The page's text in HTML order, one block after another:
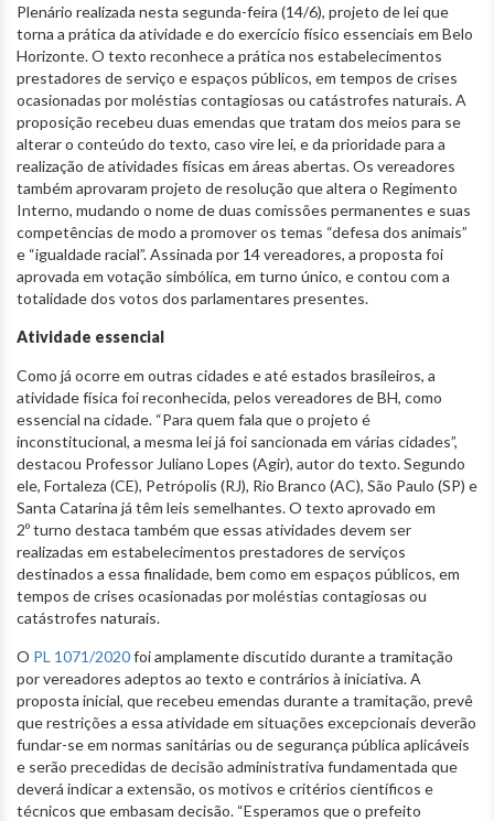
Plenário realizada nesta segunda-feira (14/6), projeto de lei que
torna a prática da atividade e do exercício físico essenciais em Belo
Horizonte. O texto reconhece a prática nos estabelecimentos
prestadores de serviço e espaços públicos, em tempos de crises
ocasionadas por moléstias contagiosas ou catástrofes naturais. A
proposição recebeu duas emendas que tratam dos meios para se
alterar o conteúdo do texto, caso vire lei, e da prioridade para a
realização de atividades físicas em áreas abertas. Os vereadores
também aprovaram projeto de resolução que altera o Regimento
Interno, mudando o nome de duas comissões permanentes e suas
competências de modo a promover os temas “defesa dos animais”
e “igualdade racial”. Assinada por 14 vereadores, a proposta foi
aprovada em votação simbólica, em turno único, e contou com a
totalidade dos votos dos parlamentares presentes.
Atividade essencial
Como já ocorre em outras cidades e até estados brasileiros, a
atividade física foi reconhecida, pelos vereadores de BH, como
essencial na cidade. “Para quem fala que o projeto é
inconstitucional, a mesma lei já foi sancionada em várias cidades”,
destacou Professor Juliano Lopes (Agir), autor do texto. Segundo
ele, Fortaleza (CE), Petrópolis (RJ), Rio Branco (AC), São Paulo (SP) e
Santa Catarina já têm leis semelhantes. O texto aprovado em
2º turno destaca também que essas atividades devem ser
realizadas em estabelecimentos prestadores de serviços
destinados a essa finalidade, bem como em espaços públicos, em
tempos de crises ocasionadas por moléstias contagiosas ou
catástrofes naturais.
O PL 1071/2020foi amplamente discutido durante a tramitação
por vereadores adeptos ao texto e contrários à iniciativa. A
proposta inicial, que recebeu emendas durante a tramitação, prevê
que restrições a essa atividade em situações excepcionais deverão
fundar-se em normas sanitárias ou de segurança pública aplicáveis
e serão precedidas de decisão administrativa fundamentada que
deverá indicar a extensão, os motivos e critérios científicos e
técnicos que embasam decisão. “Esperamos que o prefeito